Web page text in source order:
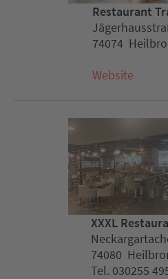
Restaurant
74074
Website
XXXL
74080
Tel. 030255